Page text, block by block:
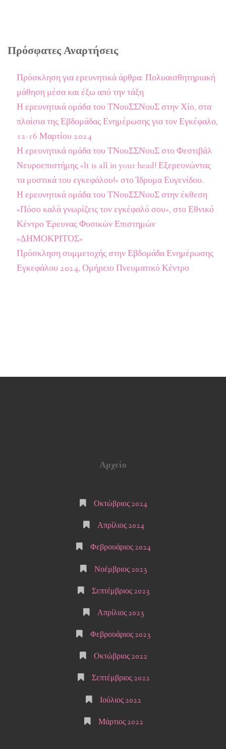
Πρόσφατες Αναρτήσεις
Πρόσκληση για ερευνητικά άρθρα: Πολυαισθητηριακή
μάθηση μέσα και έξω από την τάξη
Η ερευνητικά ομάδα του ΤΝουΣΣΝουΣ στην Χίο, στα
πλαίσια της Εβδομάδας Ενημέρωσης για τον Εγκέφαλο,
12-16 Μαρτίου 2024
Η ερευνητικά ομάδα του ΤΝουΣΣΝουΣ στο Φεστιβάλ
Νευροεπιστήμης «It is all in your head! Εξερευνώντας
τα μυστικά του εγκεφάλου!» στο Ίδρυμα Ευγενίδου.
Η ερευνητικά ομάδα του ΤΝουΣΣΝουΣ στην έκθεση
«Πόσο καλά γνωρίζεις τον εγκέφαλό σου», στο Εθνικό
Κέντρο Έρευνας Φυσικών Επιστημών
«ΔΗΜΟΚΡΙΤΟΣ»
Πρόσκληση συμμετοχής στην Εβδομάδα Ενημέρωσης
Εγκεφάλου 2024, Ομήρειο Πνευματικό Κέντρο
Αρχείο
Οκτώβριος 2024
Απρίλιος 2024
Φεβρουάριος 2024
Νοέμβριος 2023
Σεπτέμβριος 2023
Απρίλιος 2023
Φεβρουάριος 2023
Οκτώβριος 2022
Σεπτέμβριος 2022
Ιούλιος 2022
Μάρτιος 2022